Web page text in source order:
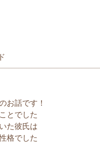
ていても、幸せです
とになりました。 彼から
しく、外食をしていたの
で大泣きしたことを今でも...
お話です！
とでした
た彼氏は
格でした